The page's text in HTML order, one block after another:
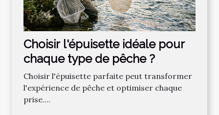
Choisir l'épuisette idéale pour
chaque type de pêche ?
Choisir l'épuisette parfaite peut transformer
l'expérience de pêche et optimiser chaque
prise....